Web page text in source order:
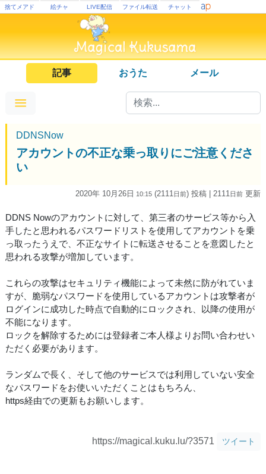
捨てメアド 絵チャ LIVE配信 ファイル転送 チャット
記事 おうた メール
DDNSNow
アカウントの不正な乗っ取りにご注意くださ
い
2020年 10月26日 10:15 (2111 日前) 投稿 | 2111 日前 更新
DDNS Nowのアカウントに対して、第三者のサービス等から入
手したと思われるパスワードリストを使用してアカウントを乗
っ取ったうえで、不正なサイトに転送させることを意図したと
思われる攻撃が増加しています。
これらの攻撃はセキュリティ機能によって未然に防がれていま
すが、脆弱なパスワードを使用しているアカウントは攻撃者が
ログインに成功した時点で自動的にロックされ、以降の使用が
不能になります。
ロックを解除するためには登録者ご本人様よりお問い合わせい
ただく必要があります。
ランダムで長く、そして他のサービスでは利用していない安全
なパスワードをお使いいただくことはもちろん、
https経由での更新もお願いします。
https://magical.kuku.lu/?3571 ツイート